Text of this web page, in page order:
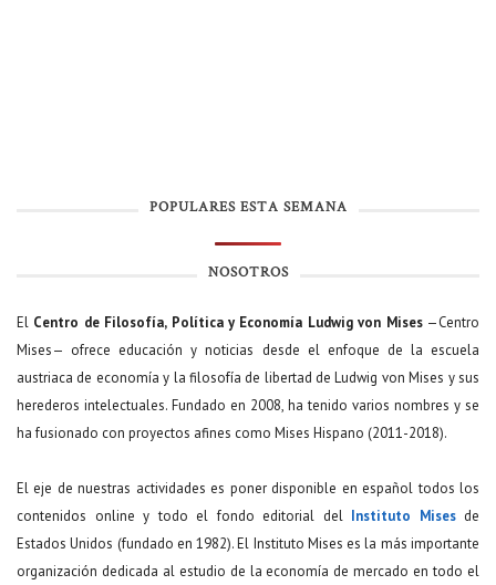
POPULARES ESTA SEMANA
NOSOTROS
El Centro de Filosofía, Política y Economía Ludwig von Mises—Centro
Mises— ofrece educación y noticias desde el enfoque de la escuela
austriaca de economía y la filosofía de libertad de Ludwig von Mises y sus
herederos intelectuales. Fundado en 2008, ha tenido varios nombres y se
ha fusionado con proyectos afines como Mises Hispano (2011-2018).
El eje de nuestras actividades es poner disponible en español todos los
contenidos online y todo el fondo editorial del Instituto Misesde
Estados Unidos (fundado en 1982). El Instituto Mises es la más importante
organización dedicada al estudio de la economía de mercado en todo el